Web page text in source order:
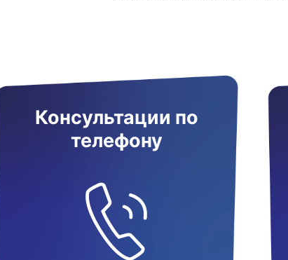
Консультации по
телефону